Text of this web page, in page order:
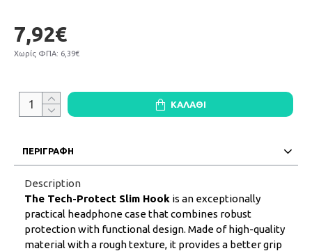
7,92€
Χωρίς ΦΠΑ: 6,39€
ΚΑΛΆΘΙ
ΠΕΡΙΓΡΑΦΗ
Description
The Tech-Protect Slim Hook is an exceptionally
practical headphone case that combines robust
protection with functional design. Made of high-quality
material with a rough texture, it provides a better grip